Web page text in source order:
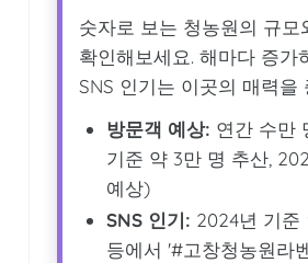
숫자로 보는 청농원의 규모
확인해보세요. 해마다 증가
SNS 인기는 이곳의 매력을
방문객 예상: 연간 수만
기준 약 3만 명 추산,
예상)
SNS 인기: 2024년 기준
등에서 '#고창청농원라